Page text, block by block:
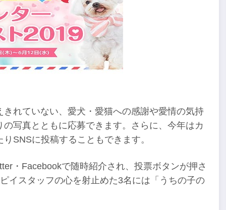
れていない、愛犬・愛猫への感謝や愛情の気持
写真とともに応募できます。さらに、今年はカ
SNSに投稿することもできます。
・Facebookで随時紹介され、投票ボタンが押さ
イスタッフの心を射止めた3名には「うちの子の